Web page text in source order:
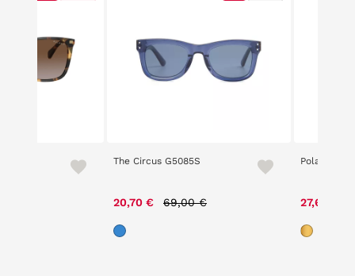
The Circus G5085S
20,70 € 69,00 €
Polaroid
27,60 €